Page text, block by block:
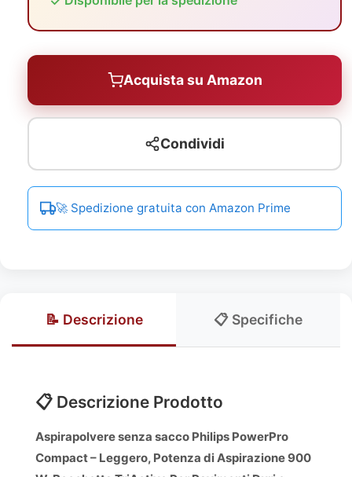
Acquista su Amazon
Condividi
🚀 Spedizione gratuita con Amazon Prime
📝 Descrizione 📋 Specifiche
📋 Descrizione Prodotto
Aspirapolvere senza sacco Philips PowerPro
Compact – Leggero, Potenza di Aspirazione 900